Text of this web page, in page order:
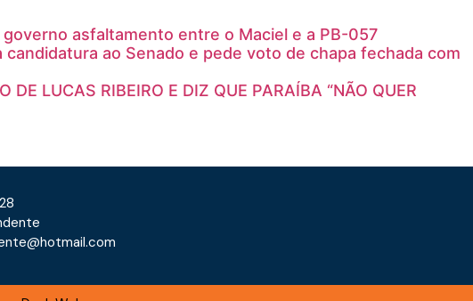
asfaltamento entre o Maciel e a PB-057
ao Senado e pede voto de chapa fechada com
DE LUCAS RIBEIRO E DIZ QUE PARAÍBA “NÃO QUER